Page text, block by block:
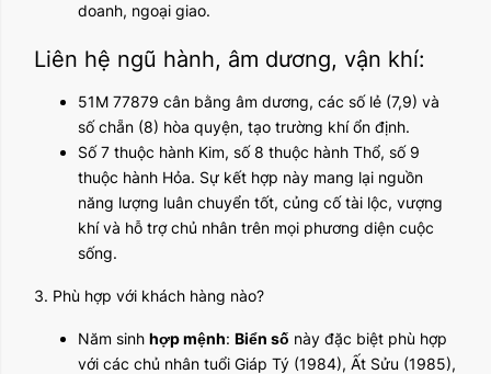
doanh, ngoại giao.
Liên hệ ngũ hành, âm dương, vận khí:
51M 77879 cân bằng âm dương, các số lẻ (7,9) và
số chẵn (8) hòa quyện, tạo trường khí ổn định.
Số 7 thuộc hành Kim, số 8 thuộc hành Thổ, số 9
thuộc hành Hỏa. Sự kết hợp này mang lại nguồn
năng lượng luân chuyển tốt, củng cố tài lộc, vượng
khí và hỗ trợ chủ nhân trên mọi phương diện cuộc
sống.
3. Phù hợp với khách hàng nào?
Năm sinh hợp mệnh: Biển số này đặc biệt phù hợp
với các chủ nhân tuổi Giáp Tý (1984), Ất Sửu (1985),